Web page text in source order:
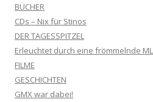
BÜCHER
CDs – Nix für Stinos
DER TAGESSPITZEL
Erleuchtet durch eine frömmelnde
FILME
GESCHICHTEN
GMX war dabei!